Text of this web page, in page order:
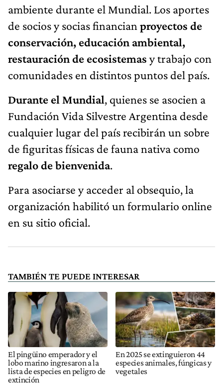
ambiente durante el Mundial. Los aportes
de socios y socias financian proyectos de
conservación, educación ambiental,
restauración de ecosistemas y trabajo con
comunidades en distintos puntos del país.
Durante el Mundial, quienes se asocien a
Fundación Vida Silvestre Argentina desde
cualquier lugar del país recibirán un sobre
de figuritas físicas de fauna nativa como
regalo de bienvenida.
Para asociarse y acceder al obsequio, la
organización habilitó un formulario online
en su sitio oficial.
TAMBIÉN TE PUEDE INTERESAR
El pingüino emperador y el
lobo marino ingresaron a la
lista de especies en peligro de
extinción
En 2025 se extinguieron 44
especies animales, fúngicas y
vegetales